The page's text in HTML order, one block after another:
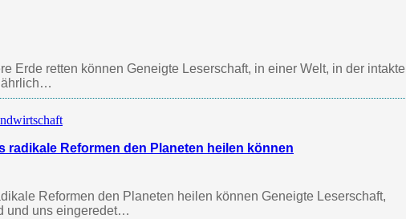
Erde retten können Geneigte Leserschaft, in einer Welt, in der intakte
radikale Reformen den Planeten heilen können
Reformen den Planeten heilen können Geneigte Leserschaft,
und uns eingeredet…